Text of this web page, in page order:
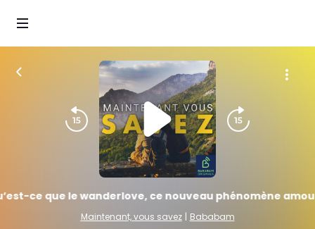
ce que le wanderlove, ce nouveau phénomène
Maintenant, vous savez | Bababam